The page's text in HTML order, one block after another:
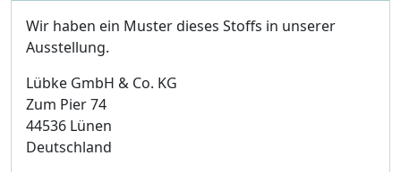
Wir haben ein Muster dieses Stoffs in unserer
Ausstellung.
Lübke GmbH & Co. KG
Zum Pier 74
44536 Lünen
Deutschland